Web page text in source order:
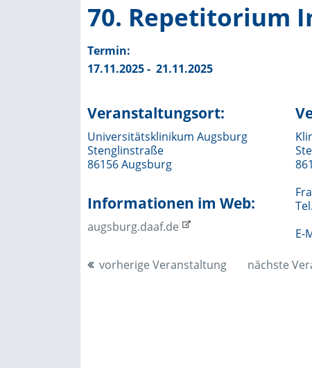
70. Repetitorium
Termin:
17.11.2025 - 21.11.2025
Veranstaltungsort:
Universitätsklinikum Augsburg
Stenglinstraße
86156 Augsburg
Informationen im Web:
augsburg.daaf.de
E-
vorherige Veranstaltung nächste